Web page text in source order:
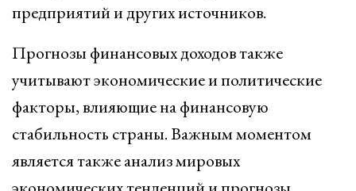
предприятий и других источников.
Прогнозы финансовых доходов также
учитывают экономические и политические
факторы, влияющие на финансовую
стабильность страны. Важным моментом
является также анализ мировых